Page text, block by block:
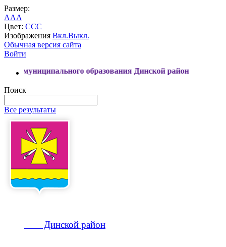
Размер:
AAA
Цвет: CCC
Изображения Вкл.Выкл.
Обычная версия сайта
Войти
образования Динской район
Поиск
Все результаты
Динской район